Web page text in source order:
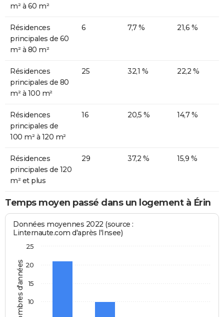
m² à 60 m²
Résidences
principales de 60
m² à 80 m²
6 7,7 % 21,6 %
Résidences
principales de 80
m² à 100 m²
25 32,1 % 22,2 %
Résidences
principales de
100 m² à 120 m²
16 20,5 % 14,7 %
Résidences
principales de 120
m² et plus
29 37,2 % 15,9 %
Temps moyen passé dans un logement à Érin
Nombres d'années
Données moyennes 2022 (source :
Linternaute.com d'après l'Insee)
10
15
20
25